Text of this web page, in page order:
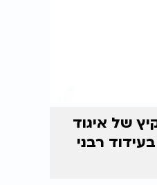
של איגוד
רבני